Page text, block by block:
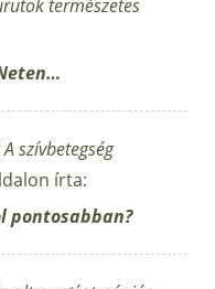
természetes
A szívbetegség
írta:
pontosabban?